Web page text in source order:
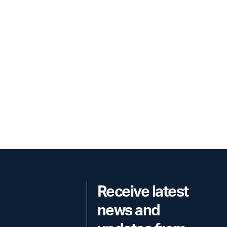
Receive latest
news and